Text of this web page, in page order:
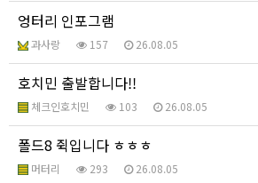
엉터리 인포그램
과사랑 157 26.08.05
호치민 출발합니다!!
체크인호치민 103 26.08.05
폴드8 쥑입니다 ㅎㅎㅎ
머터리 293 26.08.05